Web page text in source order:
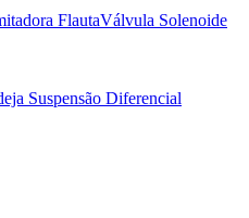
FlautaVálvula Solenoide
Suspensão Diferencial